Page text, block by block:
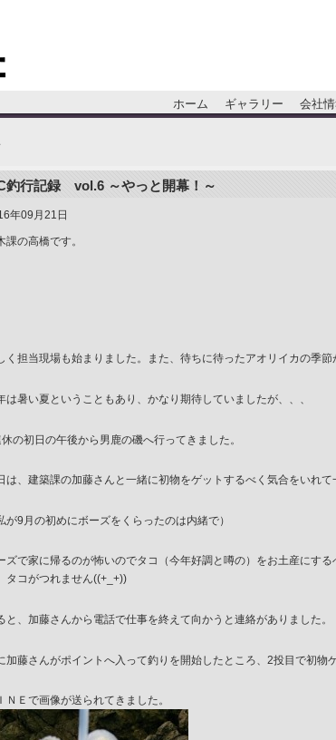
ホーム ギャラリー 会社
釣行記録 vol.6 ～やっと開幕！～
年09月21日
課の高橋です。
く担当現場も始まりました。また、待ちに待ったアオリイカの季節
は暑い夏ということもあり、かなり期待していましたが、、、
の初日の午後から男鹿の磯へ行ってきました。
は、建築課の加藤さんと一緒に初物をゲットするべく気合をいれて
が9月の初めにボーズをくらったのは内緒で）
ズで家に帰るのが怖いのでタコ（今年好調と噂の）をお土産にす
タコがつれません((+_+))
と、加藤さんから電話で仕事を終えて向かうと連絡がありました。
加藤さんがポイントへ入って釣りを開始したところ、2投目で初物
ＮＥで画像が送られてきました。